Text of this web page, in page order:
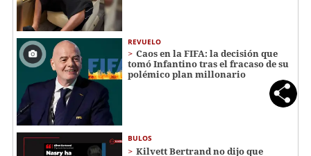
REVUELO
Caos en la FIFA: la decisión que
tomó Infantino tras el fracaso de su
polémico plan millonario
BULOS
Kilvett Bertrand no dijo que